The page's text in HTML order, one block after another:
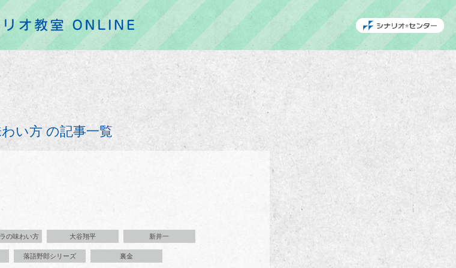
い方 の記事一覧
の味わい方 大谷翔平 新井一
落語野郎シリーズ 裏金